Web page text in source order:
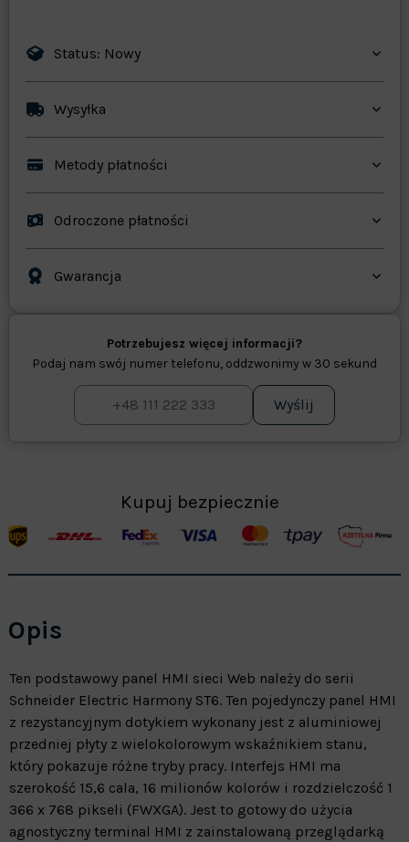
Status: Nowy
Wysyłka
Metody płatności
Odroczone płatności
Gwarancja
Potrzebujesz więcej informacji?
Podaj nam swój numer telefonu, oddzwonimy w 30 sekund
Wyślij
Kupuj bezpiecznie
Opis
Ten podstawowy panel HMI sieci Web należy do serii
Schneider Electric Harmony ST6. Ten pojedynczy panel HMI
z rezystancyjnym dotykiem wykonany jest z aluminiowej
przedniej płyty z wielokolorowym wskaźnikiem stanu,
który pokazuje różne tryby pracy. Interfejs HMI ma
szerokość 15,6 cala, 16 milionów kolorów i rozdzielczość 1
366 x 768 pikseli (FWXGA). Jest to gotowy do użycia
agnostyczny terminal HMI z zainstalowaną przeglądarką